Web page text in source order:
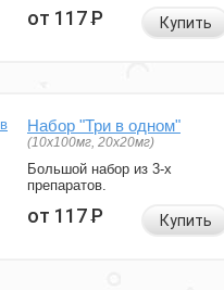
от 117Р Купить
Набор "Три в одном"
(10x100мг, 20x20мг)
Большой набор из 3-х
препаратов.
от 117Р Купить